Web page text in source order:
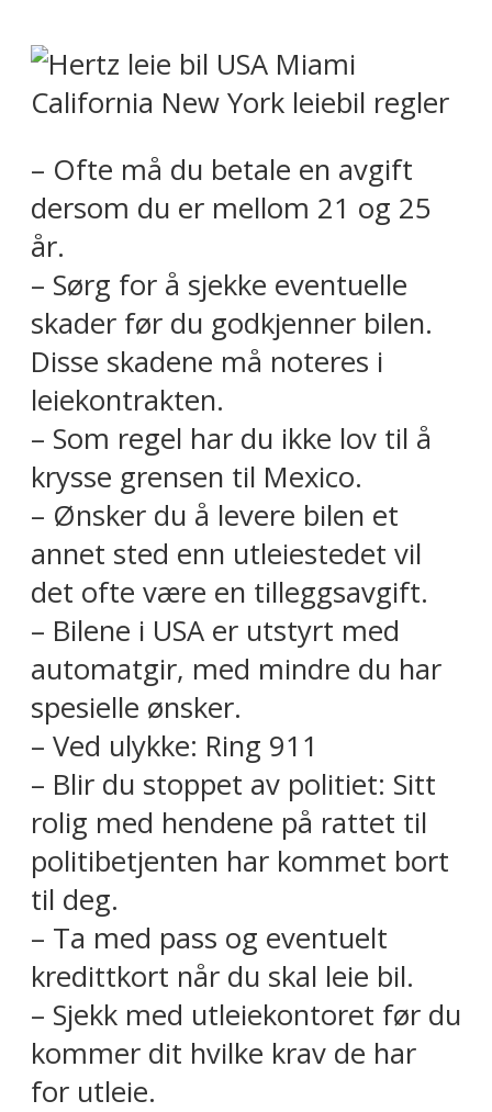
– Ofte må du betale en avgift
dersom du er mellom 21 og 25
år.
– Sørg for å sjekke eventuelle
skader før du godkjenner bilen.
Disse skadene må noteres i
leiekontrakten.
– Som regel har du ikke lov til å
krysse grensen til Mexico.
– Ønsker du å levere bilen et
annet sted enn utleiestedet vil
det ofte være en tilleggsavgift.
– Bilene i USA er utstyrt med
automatgir, med mindre du har
spesielle ønsker.
– Ved ulykke: Ring 911
– Blir du stoppet av politiet: Sitt
rolig med hendene på rattet til
politibetjenten har kommet bort
til deg.
– Ta med pass og eventuelt
kredittkort når du skal leie bil.
– Sjekk med utleiekontoret før du
kommer dit hvilke krav de har
for utleie.